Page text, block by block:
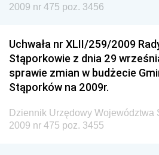
Dziennik Urzędowy Urzędu
Dziennik Urzędowy Generalnej
Krajowych i Autostrad
Dziennik Urzędowy Ministra
Dziennik Urzędowy Ministra
2009 nr 475 poz. 3456
Uchwała nr XLII/259/2009
Stąporkowie z dnia 29
sprawie zmian w budżecie
Stąporków na 2009r.
Dziennik Urzędowy Województwa
2009 nr 475 poz. 3455